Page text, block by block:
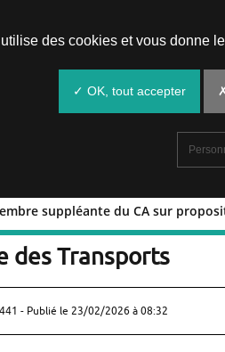
suppléante du CA sur
membre
des Transports
- Publié le 23/02/2026 à 08:32
des cookies et vous donne
✓ OK, tout accepter